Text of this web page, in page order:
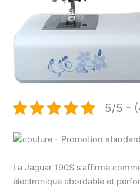
5/5 -
La Jaguar 190S s’affirme
électronique abordable et